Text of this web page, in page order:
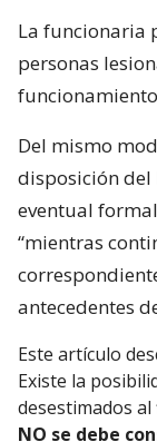
La funcionaria
personas
Del mismo
disposición
eventual
“mientras
antecedentes
Este artículo
Existe la
desestimados
NO se debe